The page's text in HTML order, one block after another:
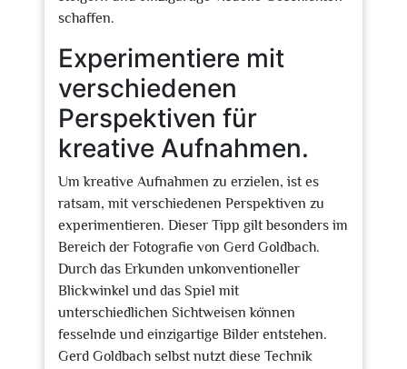
schaffen.
Experimentiere mit
verschiedenen
Perspektiven für
kreative Aufnahmen.
Um kreative Aufnahmen zu erzielen, ist es
ratsam, mit verschiedenen Perspektiven zu
experimentieren. Dieser Tipp gilt besonders im
Bereich der Fotografie von Gerd Goldbach.
Durch das Erkunden unkonventioneller
Blickwinkel und das Spiel mit
unterschiedlichen Sichtweisen können
fesselnde und einzigartige Bilder entstehen.
Gerd Goldbach selbst nutzt diese Technik